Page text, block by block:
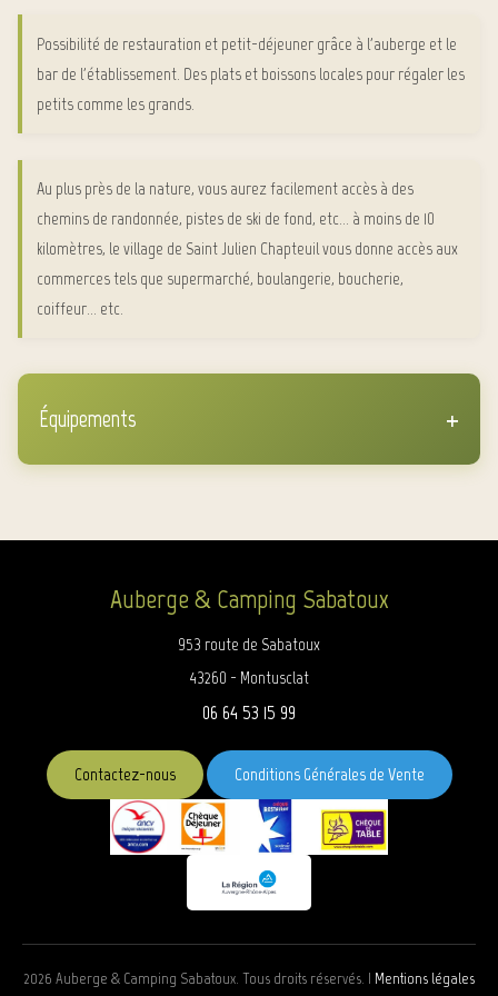
Possibilité de restauration et petit-déjeuner grâce à l'auberge et le
bar de l'établissement. Des plats et boissons locales pour régaler les
petits comme les grands.
Au plus près de la nature, vous aurez facilement accès à des
chemins de randonnée, pistes de ski de fond, etc... à moins de 10
kilomètres, le village de Saint Julien Chapteuil vous donne accès aux
commerces tels que supermarché, boulangerie, boucherie,
coiffeur... etc.
Équipements +
TV
Armoire - Penderie
Salle à manger
Réfrigérateur
Mobilier d'extérieur
Auberge & Camping Sabatoux
953 route de Sabatoux
43260 - Montusclat
06 64 53 15 99
Contactez-nous Conditions Générales de Vente
2026 Auberge & Camping Sabatoux. Tous droits réservés. | Mentions légales